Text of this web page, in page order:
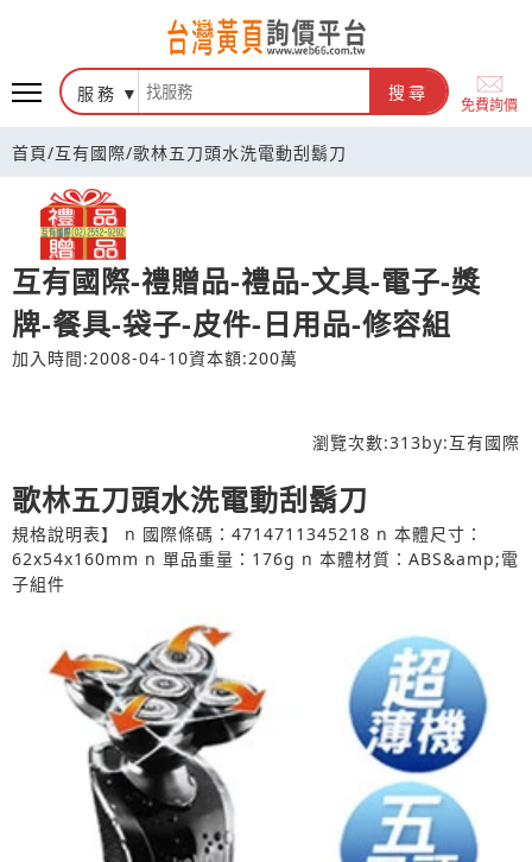
台灣黃頁詢價平台
服務 搜尋
免費詢價
首頁/互有國際/歌林五刀頭水洗電動刮鬍刀
互有國際-禮贈品-禮品-文具-電子-獎
牌-餐具-袋子-皮件-日用品-修容組
加入時間:2008-04-10資本額:200萬
瀏覽次數:313by:互有國際
歌林五刀頭水洗電動刮鬍刀
規格說明表】 n 國際條碼：4714711345218 n 本體尺寸：
62x54x160mm n 單品重量：176g n 本體材質：ABS&amp;電
子組件